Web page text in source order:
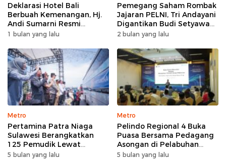
Deklarasi Hotel Bali
Berbuah Kemenangan, Hj.
Andi Sumarni Resmi
Nahkodai DPW FK PKBM
1 bulan yang lalu
Pemegang Saham Rombak
Jajaran PELNI, Tri Andayani
Digantikan Budi Setyawan
Wijaya sebagai Dirut
2 bulan yang lalu
Metro
Pertamina Patra Niaga
Sulawesi Berangkatkan
125 Pemudik Lewat
Program Mudik Gratis
5 bulan yang lalu
Metro
Pelindo Regional 4 Buka
Puasa Bersama Pedagang
Asongan di Pelabuhan
Makassar, Perkuat
5 bulan yang lalu